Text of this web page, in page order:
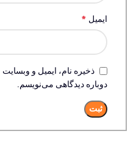
ایمیل *
ذخیره نام، ایمیل و
دوباره دیدگاهی می‌نویسم.